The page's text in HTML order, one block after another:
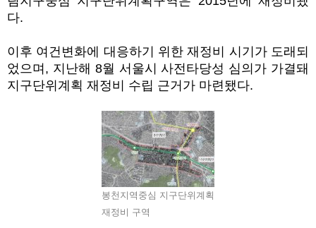
다.
이후 여건변화에 대응하기 위한 재정비 시기가 도래되
었으며 , 지난해 8월 서울시 사전타당성 심의가 가결돼
지구단위계획 재정비 수립 근거가 마련됐다.
봉천지역중심 지구단위계획
재정비 구역